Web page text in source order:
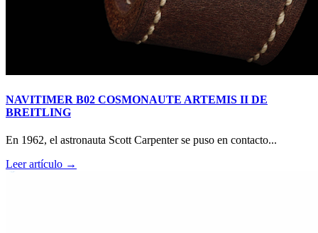
NAVITIMER B02 COSMONAUTE ARTEMIS II DE
BREITLING
En 1962, el astronauta Scott Carpenter se puso en contacto...
Leer artículo →